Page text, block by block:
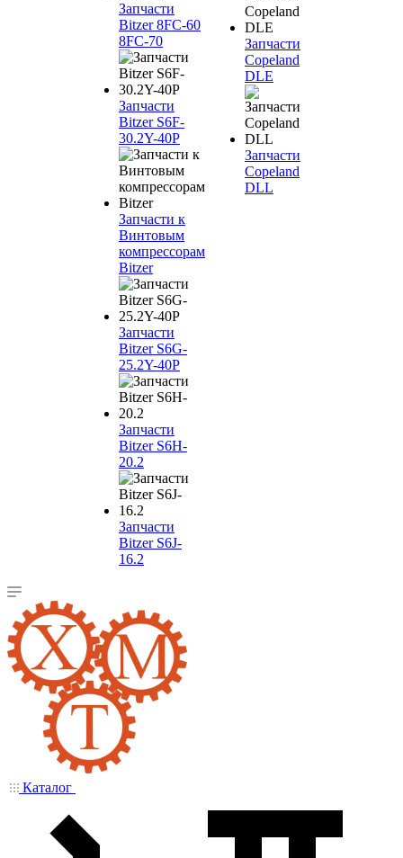
Запчасти
Bitzer 8FC-60
8FC-70
Запчасти
Bitzer S6F-
30.2Y-40P
Запчасти к
Винтовым
компрессорам
Bitzer
Запчасти
Bitzer S6G-
25.2Y-40P
Запчасти
Bitzer S6H-
20.2
Запчасти
Bitzer S6J-
16.2
Запчасти
Copeland
DLE
Запчасти
Copeland
DLL
Каталог